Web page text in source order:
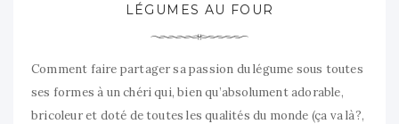
LÉGUMES AU FOUR
Comment faire partager sa passion du légume sous toutes
ses formes à un chéri qui, bien qu’absolument adorable,
bricoleur et doté de toutes les qualités du monde (ça va là?,